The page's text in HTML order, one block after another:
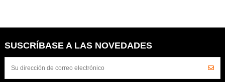
SUSCRÍBASE A LAS NOVEDADES